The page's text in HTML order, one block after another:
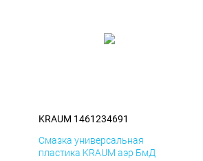
KRAUM 1461234691
Смазка универсальная
пластика KRAUM аэр БмД